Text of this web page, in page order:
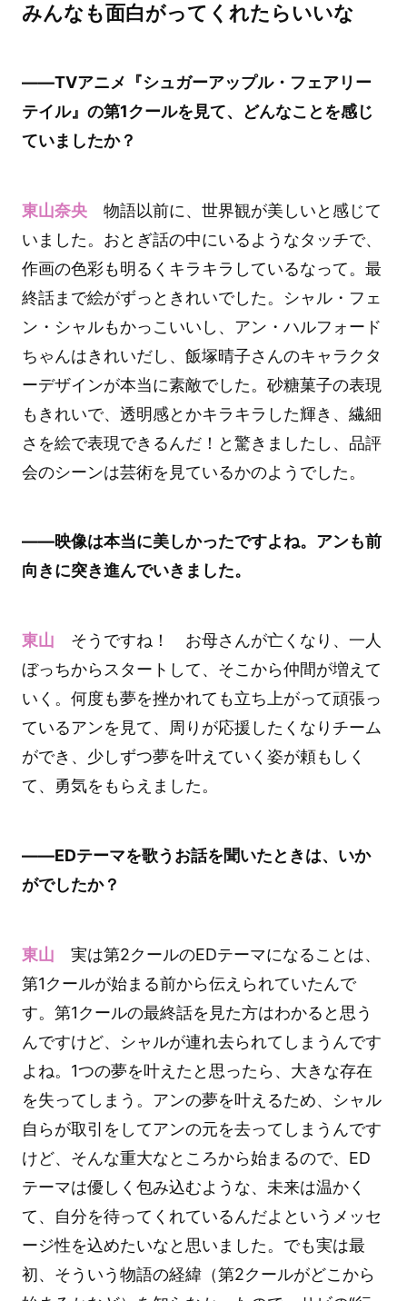
みんなも面白がってくれたらいいな
――TVアニメ『シュガーアップル・フェアリー
テイル』の第1クールを見て、どんなことを感じ
ていましたか？
東山奈央物語以前に、世界観が美しいと感じて
いました。おとぎ話の中にいるようなタッチで、
作画の色彩も明るくキラキラしているなって。最
終話まで絵がずっときれいでした。シャル・フェ
ン・シャルもかっこいいし、アン・ハルフォード
ちゃんはきれいだし、飯塚晴子さんのキャラクタ
ーデザインが本当に素敵でした。砂糖菓子の表現
もきれいで、透明感とかキラキラした輝き、繊細
さを絵で表現できるんだ！と驚きましたし、品評
会のシーンは芸術を見ているかのようでした。
――映像は本当に美しかったですよね。アンも前
向きに突き進んでいきました。
東山 そうですね！ お母さんが亡くなり、一人
ぼっちからスタートして、そこから仲間が増えて
いく。何度も夢を挫かれても立ち上がって頑張っ
ているアンを見て、周りが応援したくなりチーム
ができ、少しずつ夢を叶えていく姿が頼もしく
て、勇気をもらえました。
――EDテーマを歌うお話を聞いたときは、いか
がでしたか？
東山 実は第2クールのEDテーマになることは、
第1クールが始まる前から伝えられていたんで
す。第1クールの最終話を見た方はわかると思う
んですけど、シャルが連れ去られてしまうんです
よね。1つの夢を叶えたと思ったら、大きな存在
を失ってしまう。アンの夢を叶えるため、シャル
自らが取引をしてアンの元を去ってしまうんです
けど、そんな重大なところから始まるので、ED
テーマは優しく包み込むような、未来は温かく
て、自分を待ってくれているんだよというメッセ
ージ性を込めたいなと思いました。でも実は最
初、そういう物語の経緯（第2クールがどこから